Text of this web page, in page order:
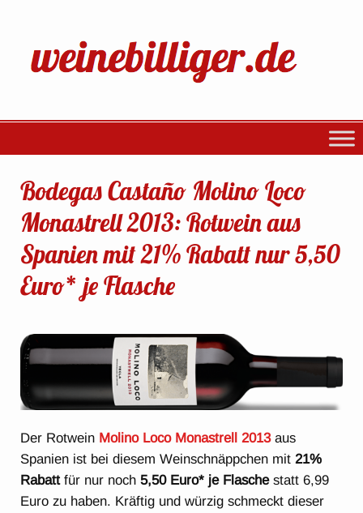
Bodegas Castaño Molino Loco
Monastrell 2013: Rotwein aus
Spanien mit 21% Rabatt nur 5,50
Euro* je Flasche
Der Rotwein Molino Loco Monastrell 2013aus
Spanien ist bei diesem Weinschnäppchen mit 21%
Rabattfür nur noch5,50 Euro* je Flaschestatt 6,99
Euro zu haben. Kräftig und würzig schmeckt dieser